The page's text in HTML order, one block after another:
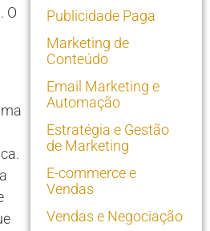
O
Publicidade Paga
Marketing de
Conteúdo
Email Marketing e
Automação
Estratégia e Gestão
de Marketing
E-commerce e
Vendas
Vendas e Negociação